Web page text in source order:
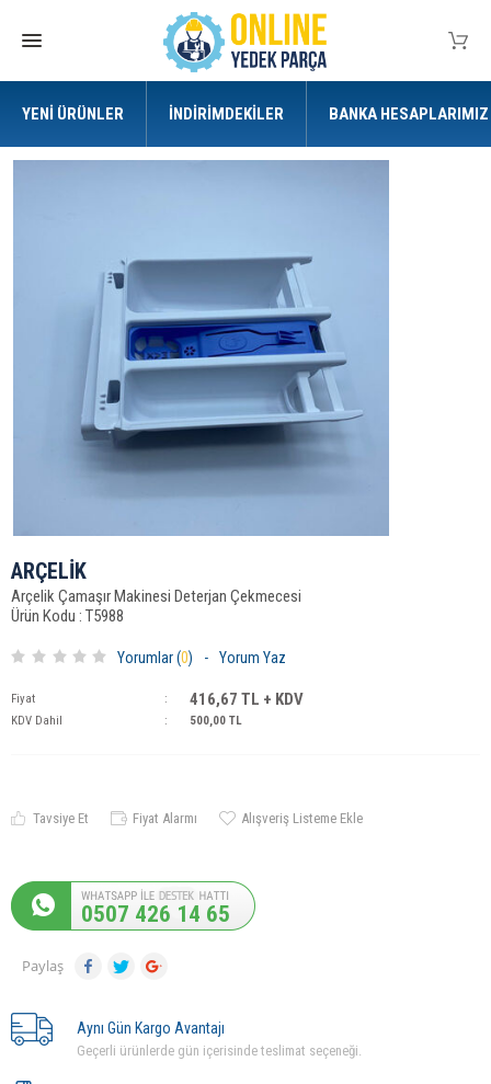
YENI ÜRÜNLER İNDIRIMDEKILER BANKA HESAPLARIMIZ
ARÇELİK
Arçelik Çamaşır Makinesi Deterjan Çekmecesi
Ürün Kodu : T5988
Yorumlar (0) - Yorum Yaz
Fiyat : 416,67 TL + KDV
KDV Dahil : 500,00 TL
Tavsiye Et Fiyat Alarmı Alışveriş Listeme Ekle
0507 426 14 65
Paylaş
Aynı Gün Kargo Avantajı
Geçerli ürünlerde gün içerisinde teslimat seçeneği.